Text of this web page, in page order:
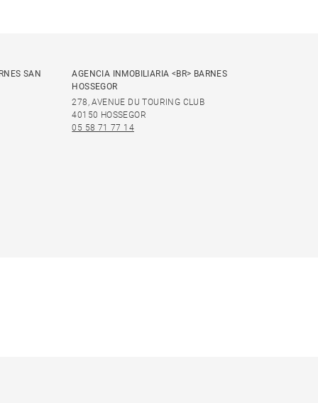
SAN
AGENCIA INMOBILIARIA <BR> BARNES
HOSSEGOR
278, AVENUE DU TOURING CLUB
40150 HOSSEGOR
05 58 71 77 14